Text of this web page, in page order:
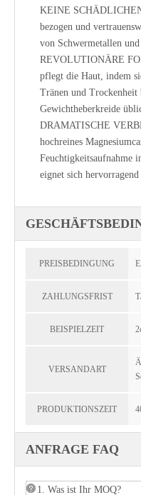
KEINE
bezogen und
von Schwermetallen
REVOLUTIONÄRE
pflegt die Haut, indem
Tränen und
Gewichtheberkreide
DRAMATISCHE
hochreines
Feuchtigkeitsaufnahme
eignet sich
PREISBEDINGUNG
ZAHLUNGSFRIST
BEISPIELZEIT
VERSANDART
PRODUKTIONSZEIT
ANFRAGE FAQ
1. Was ist Ihr MOQ?